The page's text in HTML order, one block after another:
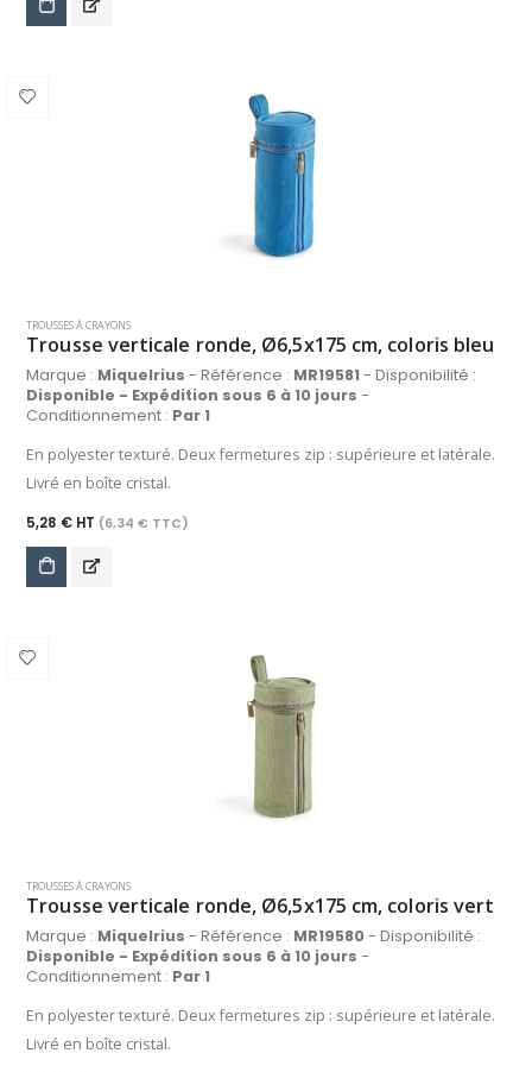
TROUSSES À CRAYONS
Trousse verticale ronde, Ø6,5x175 cm, coloris bleu
Marque : Miquelrius - Référence : MR19581- Disponibilité :
Disponible - Expédition sous 6 à 10 jours -
Conditionnement : Par 1
En polyester texturé. Deux fermetures zip : supérieure et latérale.
Livré en boîte cristal.
5,28 € HT (6,34 € TTC)
TROUSSES À CRAYONS
Trousse verticale ronde, Ø6,5x175 cm, coloris vert
Marque : Miquelrius - Référence : MR19580 - Disponibilité :
Disponible - Expédition sous 6 à 10 jours -
Conditionnement : Par 1
En polyester texturé. Deux fermetures zip : supérieure et latérale.
Livré en boîte cristal.